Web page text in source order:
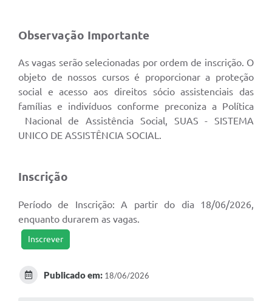
Observação Importante
As vagas serão selecionadas por ordem de inscrição. O
objeto de nossos cursos é proporcionar a proteção
social e acesso aos direitos sócio assistenciais das
famílias e indivíduos conforme preconiza a Política
Nacional de Assistência Social, SUAS - SISTEMA
UNICO DE ASSISTÊNCIA SOCIAL.
Inscrição
Período de Inscrição: A partir do dia 18/06/2026,
enquanto durarem as vagas.
Inscrever
Publicado em: 18/06/2026